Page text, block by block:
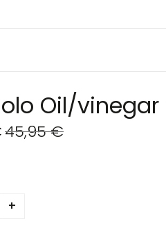
Oil/
45,95 €
+